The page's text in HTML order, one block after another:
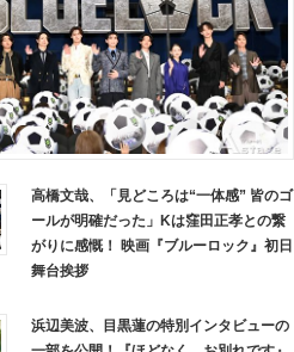
高橋文哉、「見どころは“一体感” 皆のゴ
ールが明確だった」Kは窪田正孝との繋
がりに感慨！ 映画『ブルーロック』初日
舞台挨拶
浜辺美波、目黒蓮の特別インタビューの